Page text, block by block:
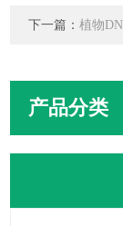
下一篇：植物
产品分类